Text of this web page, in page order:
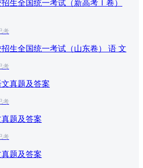
生全国统一考试（新高考Ｉ卷）
考
生全国统一考试（山东卷） 语 文
考
真题及答案
考
题及答案
考
题及答案